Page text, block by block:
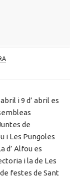
i 9 d’ abril es
de
i Les Pungoles
d’ Alfou es
i la de Les
festes de Sant